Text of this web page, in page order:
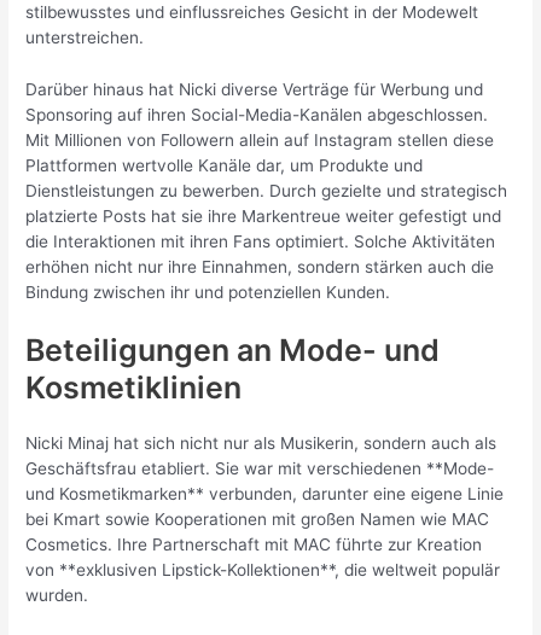
stilbewusstes und einflussreiches Gesicht in der Modewelt
unterstreichen.
Darüber hinaus hat Nicki diverse Verträge für Werbung und
Sponsoring auf ihren Social-Media-Kanälen abgeschlossen.
Mit Millionen von Followern allein auf Instagram stellen diese
Plattformen wertvolle Kanäle dar, um Produkte und
Dienstleistungen zu bewerben. Durch gezielte und strategisch
platzierte Posts hat sie ihre Markentreue weiter gefestigt und
die Interaktionen mit ihren Fans optimiert. Solche Aktivitäten
erhöhen nicht nur ihre Einnahmen, sondern stärken auch die
Bindung zwischen ihr und potenziellen Kunden.
Beteiligungen an Mode- und
Kosmetiklinien
Nicki Minaj hat sich nicht nur als Musikerin, sondern auch als
Geschäftsfrau etabliert. Sie war mit verschiedenen **Mode-
und Kosmetikmarken** verbunden, darunter eine eigene Linie
bei Kmart sowie Kooperationen mit großen Namen wie MAC
Cosmetics. Ihre Partnerschaft mit MAC führte zur Kreation
von **exklusiven Lipstick-Kollektionen**, die weltweit populär
wurden.